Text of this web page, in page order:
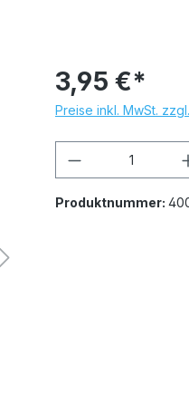
3,95 €*
Preise inkl. MwSt.
Produkt
Produktnummer: